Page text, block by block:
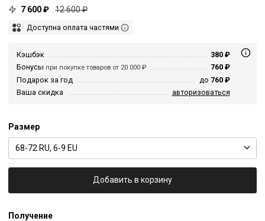
7 600 ₽ 12 600 ₽
Доступна оплата частями
Кэшбэк
380 ₽
Бонусы при покупке товаров от 20 000 ₽
760 ₽
Подарок за год
до 760 ₽
Ваша скидка
авторизоваться
Размер
68-72 RU, 6-9 EU
Добавить в корзину
Получение